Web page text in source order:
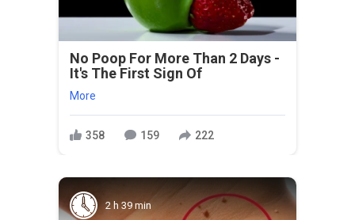
No Poop For More Than 2 Days -
It's The First Sign Of
More
358 159 222
2 h 39 min